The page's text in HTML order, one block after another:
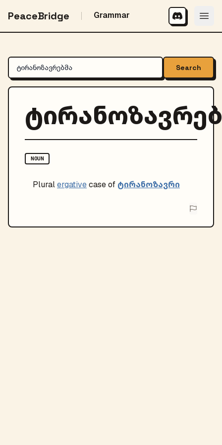
PeaceBridge Grammar
Search
NOUN
Pluralergativecase of ტირანოზავრი